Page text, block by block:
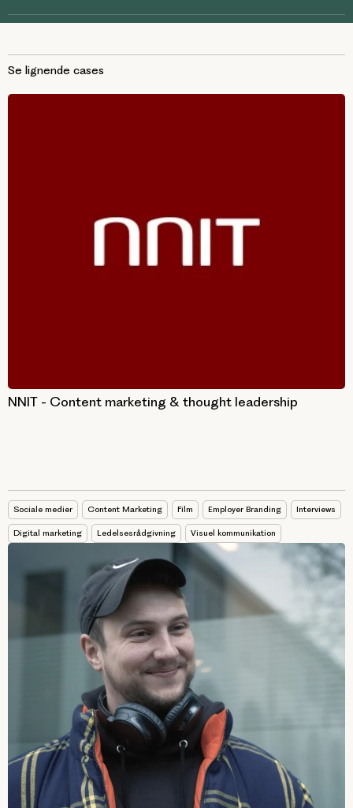
Se lignende cases
NNIT - Content marketing & thought leadership
Sociale medier Content Marketing Film Employer Branding Interviews
Digital marketing Ledelsesrådgivning Visuel kommunikation